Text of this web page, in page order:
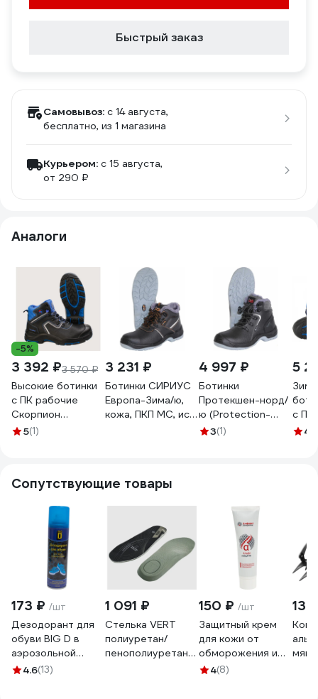
Быстрый заказ
Самовывоз: c 14 августа,
бесплатно, из 1 магазина
Курьером: c 15 августа,
от 290 ₽
Аналоги
-5%
3 392 ₽3 570 ₽
Высокие ботинки
с ПК рабочие
Скорпион
Трекбот, черные,
5(1)
3 231 ₽
Ботинки СИРИУС
Европа-Зима/ю,
кожа, ПКП МС, иск.
4 997 ₽
Ботинки
Протекшен-норд/
ю (Protection-
nord/ю) кожа ПКП
3(1)
5
с ПК
4.8
Сопутствующие товары
173 ₽ /шт
Дезодорант для
обуви BIG D в
аэрозольной
упаковке 150 мл
4.6(13)
1 091 ₽
Стелька VERT
полиуретан/
пенополиуретан
150 ₽ /шт
Защитный крем
для кожи от
обморожения и
обветривания
4(8)
13